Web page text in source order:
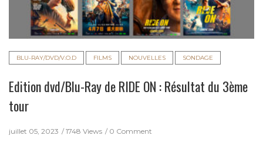
BLU-RAY/DVD/V.O.D FILMS NOUVELLES SONDAGE
Edition dvd/Blu-Ray de RIDE ON : Résultat du 3ème
tour
juillet 05, 2023 1748 Views 0 Comment